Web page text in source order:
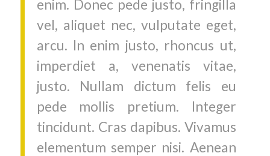
enim. Donec pede justo, fringilla
vel, aliquet nec, vulputate eget,
arcu. In enim justo, rhoncus ut,
imperdiet a, venenatis vitae,
justo. Nullam dictum felis eu
pede mollis pretium. Integer
tincidunt. Cras dapibus. Vivamus
elementum semper nisi. Aenean